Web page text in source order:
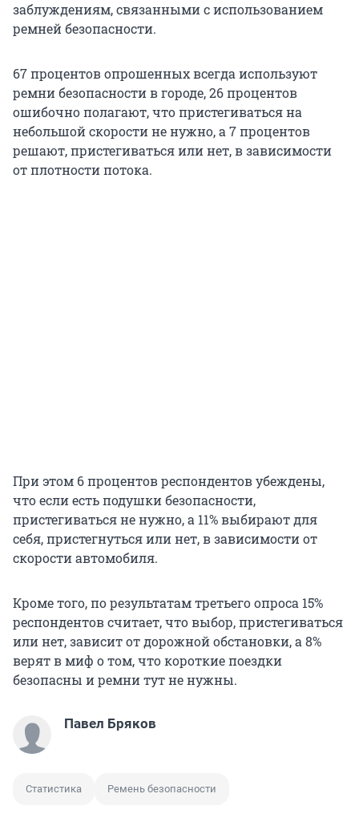
заблуждениям, связанными с использованием
ремней безопасности.
67 процентов опрошенных всегда используют
ремни безопасности в городе, 26 процентов
ошибочно полагают, что пристегиваться на
небольшой скорости не нужно, а 7 процентов
решают, пристегиваться или нет, в зависимости
от плотности потока.
При этом 6 процентов респондентов убеждены,
что если есть подушки безопасности,
пристегиваться не нужно, а 11% выбирают для
себя, пристегнуться или нет, в зависимости от
скорости автомобиля.
Кроме того, по результатам третьего опроса 15%
респондентов считает, что выбор, пристегиваться
или нет, зависит от дорожной обстановки, а 8%
верят в миф о том, что короткие поездки
безопасны и ремни тут не нужны.
Павел Бряков
Статистика Ремень безопасности